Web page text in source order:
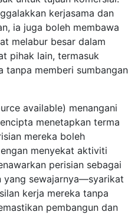
kerjasama dan
ia juga boleh membawa
melabur besar dalam
pihak lain, termasuk
tanpa memberi sumbangan
available) menangani
menetapkan terma
mereka boleh
menyekat aktiviti
perisian sebagai
yang sewajarnya—syarikat
kerja mereka tanpa
pembangun dan